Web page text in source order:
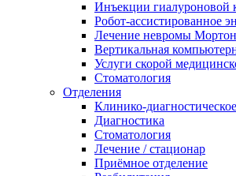
Инъекции гиалуроновой
Робот-ассистированное
Лечение невромы
Вертикальная
Услуги скорой
Стоматология
Отделения
Клинико-
Диагностика
Стоматология
Лечение / стационар
Приёмное отделение